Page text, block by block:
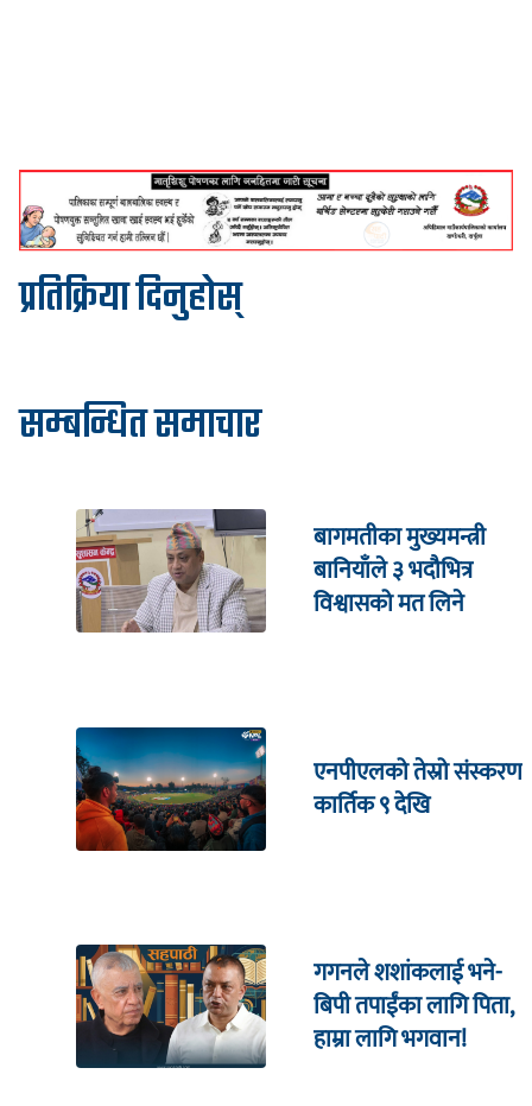
प्रतिक्रिया दिनुहोस्
सम्बन्धित समाचार
बागमतीका मुख्यमन्त्री
बानियाँले ३ भदौभित्र
विश्वासको मत लिने
एनपीएलको तेस्रो संस्करण
कार्तिक ९ देखि
गगनले शशांकलाई भने-
बिपी तपाईंका लागि पिता,
हाम्रा लागि भगवान!